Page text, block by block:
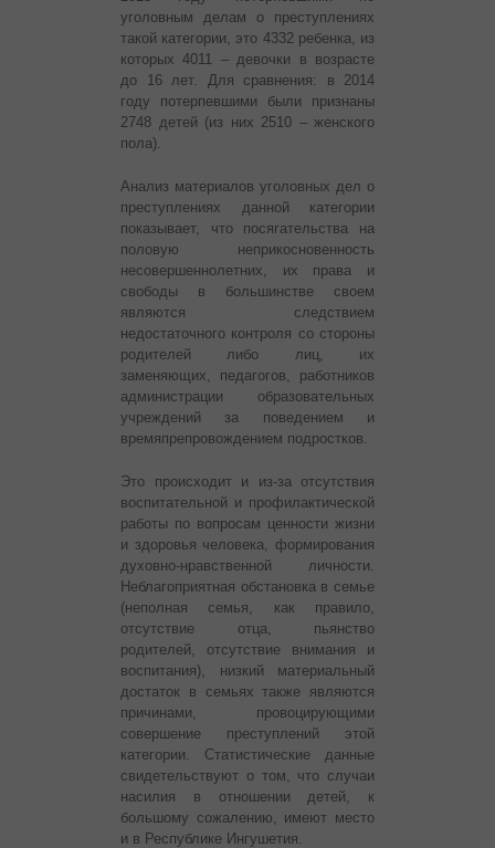
уголовным делам о преступлениях
такой категории, это 4332 ребенка, из
которых 4011 – девочки в возрасте
до 16 лет. Для сравнения: в 2014
году потерпевшими были признаны
2748 детей (из них 2510 – женского
пола).
Анализ материалов уголовных дел о
преступлениях данной категории
показывает, что посягательства на
половую неприкосновенность
несовершеннолетних, их права и
свободы в большинстве своем
являются следствием
недостаточного контроля со стороны
родителей либо лиц, их
заменяющих, педагогов, работников
администрации образовательных
учреждений за поведением и
времяпрепровождением подростков.
Это происходит и из-за отсутствия
воспитательной и профилактической
работы по вопросам ценности жизни
и здоровья человека, формирования
духовно-нравственной личности.
Неблагоприятная обстановка в семье
(неполная семья, как правило,
отсутствие отца, пьянство
родителей, отсутствие внимания и
воспитания), низкий материальный
достаток в семьях также являются
причинами, провоцирующими
совершение преступлений этой
категории. Статистические данные
свидетельствуют о том, что случаи
насилия в отношении детей, к
большому сожалению, имеют место
и в Республике Ингушетия.